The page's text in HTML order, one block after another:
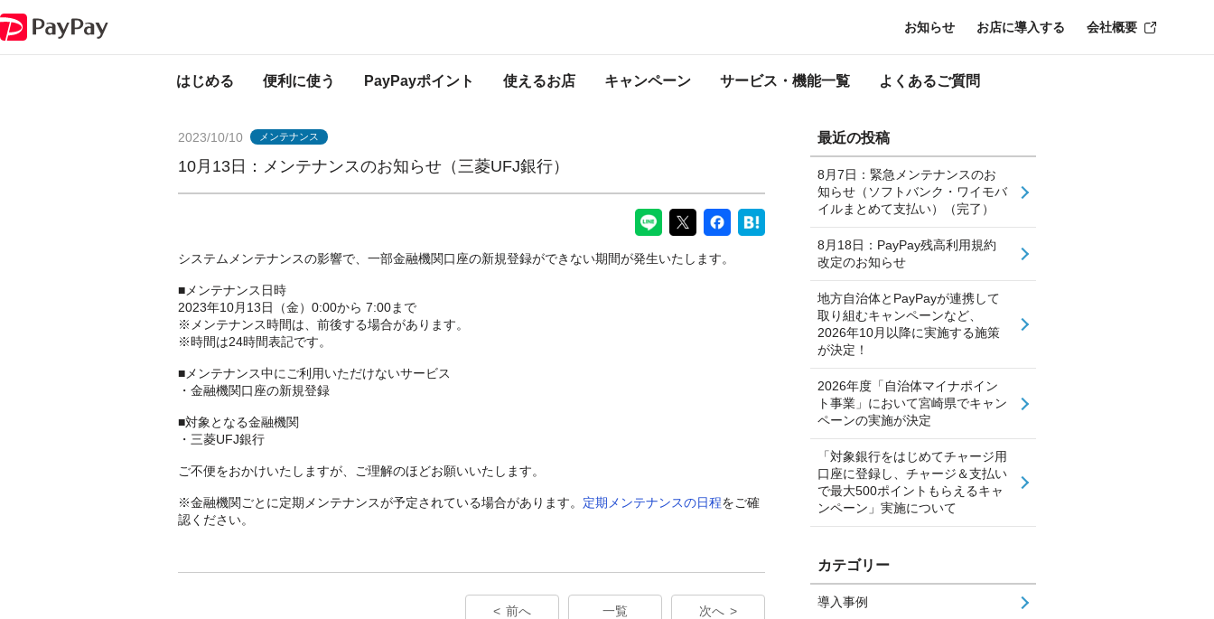
はじめる 便利に使う PayPayポイント 使えるお店 キャンペーン サービス・機能一覧 よくあるご質問
お知らせ お店に導入する 会社概要
PayPayからのお知らせ
2023/10/10 メンテナンス
10月13日：メンテナンスのお知らせ（三菱UFJ銀行）
システムメンテナンスの影響で、一部金融機関口座の新規登録ができない期間が発生いたします。
■メンテナンス日時
2023年10月13日（金）0:00から 7:00まで
※メンテナンス時間は、前後する場合があります。
※時間は24時間表記です。
■メンテナンス中にご利用いただけないサービス
・金融機関口座の新規登録
■対象となる金融機関
・三菱UFJ銀行
ご不便をおかけいたしますが、ご理解のほどお願いいたします。
※金融機関ごとに定期メンテナンスが予定されている場合があります。 定期メンテナンスの日程をご確
認ください。
前へ 一覧 次へ
最近の投稿
8月7日：緊急メンテナンスのお
知らせ（ソフトバンク・ワイモバ
イルまとめて支払い）（完了）
8月18日：PayPay残高利用規約
改定のお知らせ
地方自治体とPayPayが連携して
取り組むキャンペーンなど、
2026年10月以降に実施する施策
が決定！
2026年度「自治体マイナポイン
ト事業」において宮崎県でキャン
ペーンの実施が決定
「対象銀行をはじめてチャージ用
口座に登録し、チャージ＆支払い
で最大500ポイントもらえるキャ
ンペーン」実施について
カテゴリー
導入事例